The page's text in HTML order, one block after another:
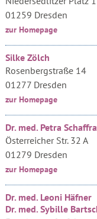
01259 Dresden
zur Homepage
Silke Zölch
Rosenbergstraße 14
01277 Dresden
zur Homepage
Dr. med. Petra
Österreicher Str. 32 A
01279 Dresden
zur Homepage
Dr. med. Leoni Häfner
Dr. med. Sybille